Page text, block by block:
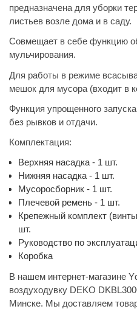
предназначена для уборки
листьев возле дома и в саду.
Совмещает в себе функцию
мульчирования.
Для работы в режиме
мешок для мусора (входит в
Функция упрощенного
без рывков и отдачи.
Комплектация:
Верхняя насадка - 1 шт.
Нижняя насадка - 1 шт.
Мусоросборник - 1 шт.
Плечевой ремень - 1 шт.
Крепежный комплект
шт.
Руководство по
Коробка
В нашем интернет-магазине
воздуходувку DEKO
Минске. Мы доставляем